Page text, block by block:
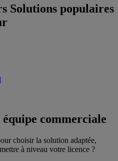
Solutions populaires
commerciale
choisir la solution adaptée,
à niveau votre licence ?